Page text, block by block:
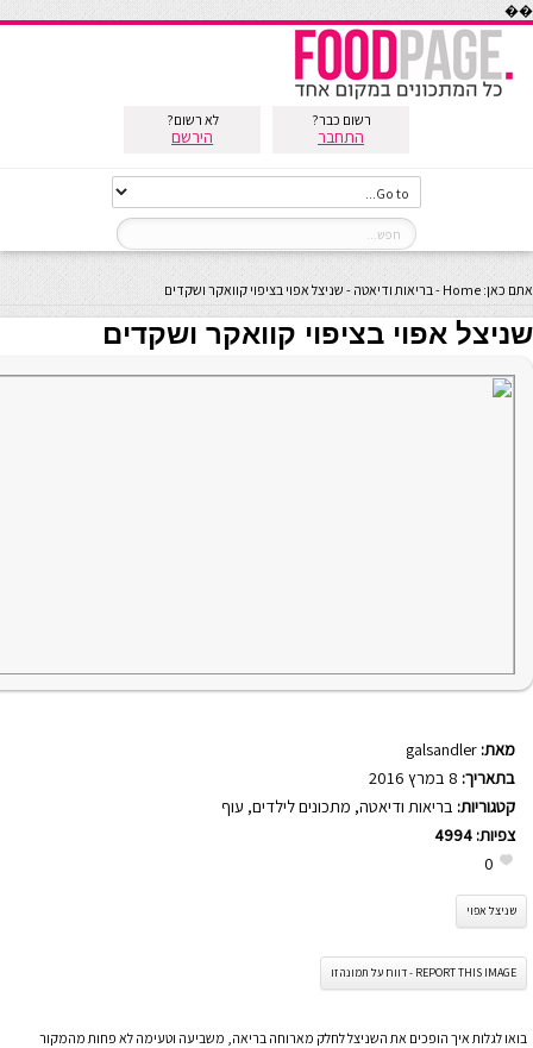
��
רשום כבר?
התחבר
לא רשום?
הירשם
אתם כאן: Home
-בריאות ודיאטה - שניצל אפוי בציפוי קוואקר ושקדים
שניצל אפוי בציפוי קוואקר ושקדים
מאת: galsandler
בתאריך:
קטגוריות: בריאות ודיאטה, מתכונים לילדים, עוף
צפיות: 4994
0
שניצל אפוי
REPORT THIS IMAGE - דווח על תמונה זו
בואו לגלות איך הופכים את השניצל לחלק מארוחה בריאה, משביעה וטעימה לא פחות מהמקור